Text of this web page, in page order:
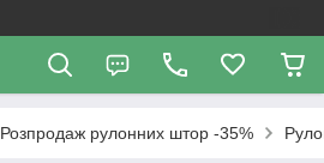
Розпродаж рулонних штор -35%